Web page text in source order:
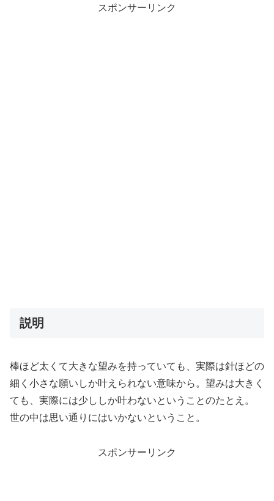
スポンサーリンク
説明
棒ほど太くて大きな望みを持っていても、実際は針ほどの
細く小さな願いしか叶えられない意味から。望みは大きく
ても、実際には少ししか叶わないということのたとえ。
世の中は思い通りにはいかないということ。
スポンサーリンク